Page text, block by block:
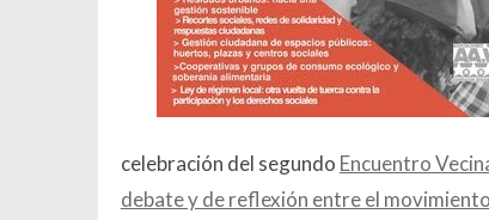
celebración del segundo Encuentro
debate y de reflexión entre el